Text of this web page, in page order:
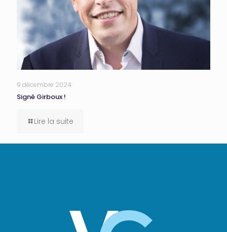
9 décembre 2024
Signé Girboux !
Lire la suite